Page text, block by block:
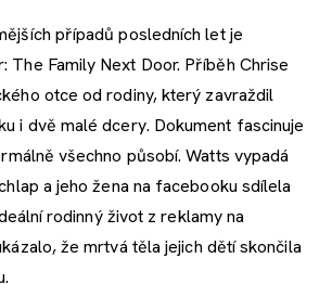
případů posledních let je
The Family Next Door. Příběh Chrise
otce od rodiny, který zavraždil
i dvě malé dcery. Dokument fascinuje
všechno působí. Watts vypadá
a jeho žena na facebooku sdílela
rodinný život z reklamy na
že mrtvá těla jejich dětí skončila